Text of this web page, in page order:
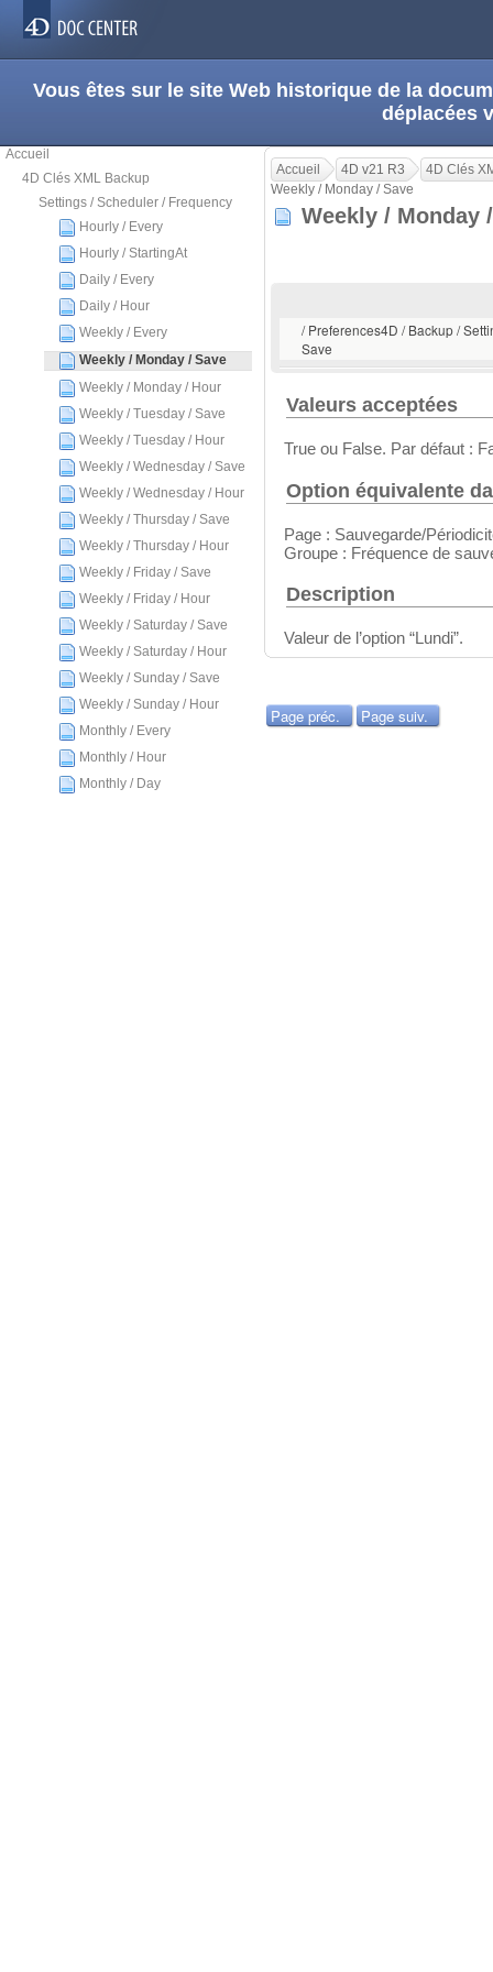
Vous êtes sur le site Web historique de la
déplacées
Accueil
4D Clés XML Backup
Settings / Scheduler / Frequency
Hourly / Every
Hourly / StartingAt
Daily / Every
Daily / Hour
Weekly / Every
Weekly / Monday / Save
Weekly / Monday / Hour
Weekly / Tuesday / Save
Weekly / Tuesday / Hour
Weekly / Wednesday / Save
Weekly / Wednesday / Hour
Weekly / Thursday / Save
Weekly / Thursday / Hour
Weekly / Friday / Save
Weekly / Friday / Hour
Weekly / Saturday / Save
Weekly / Saturday / Hour
Weekly / Sunday / Save
Weekly / Sunday / Hour
Monthly / Every
Monthly / Hour
Monthly / Day
Accueil 4D v21 R3
4D Clés
Weekly / Monday / Save
Weekly /
/ Preferences4D / Backup /
Save
Valeurs acceptées
True ou False. Par défaut :
Option équivalente
Page : Sauvegarde/
Groupe : Fréquence de
Description
Valeur de l’option “Lundi”.
Page préc. Page suiv.